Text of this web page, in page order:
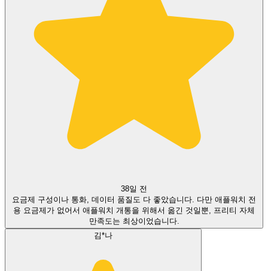
38일 전
요금제 구성이나 통화, 데이터 품질도 다 좋았습니다. 다만 애플워치 전
용 요금제가 없어서 애플워치 개통을 위해서 옮긴 것일뿐, 프리티 자체
만족도는 최상이었습니다.
김*나